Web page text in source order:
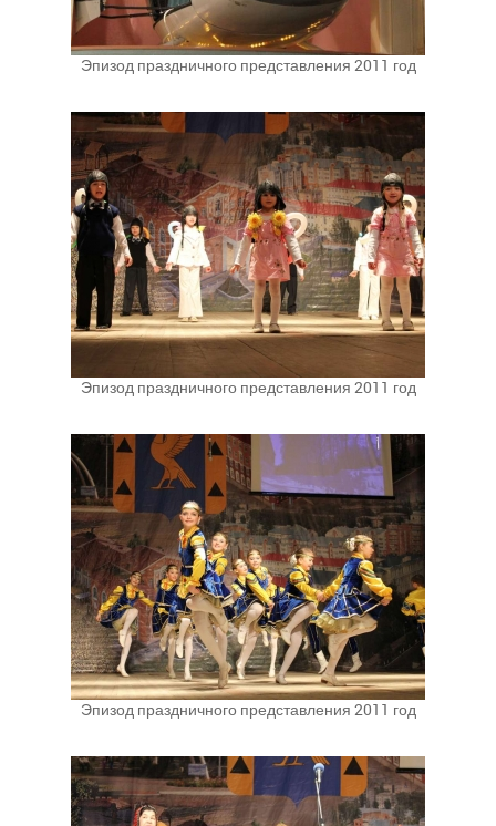
Эпизод праздничного представления 2011 год
Эпизод праздничного представления 2011 год
Эпизод праздничного представления 2011 год